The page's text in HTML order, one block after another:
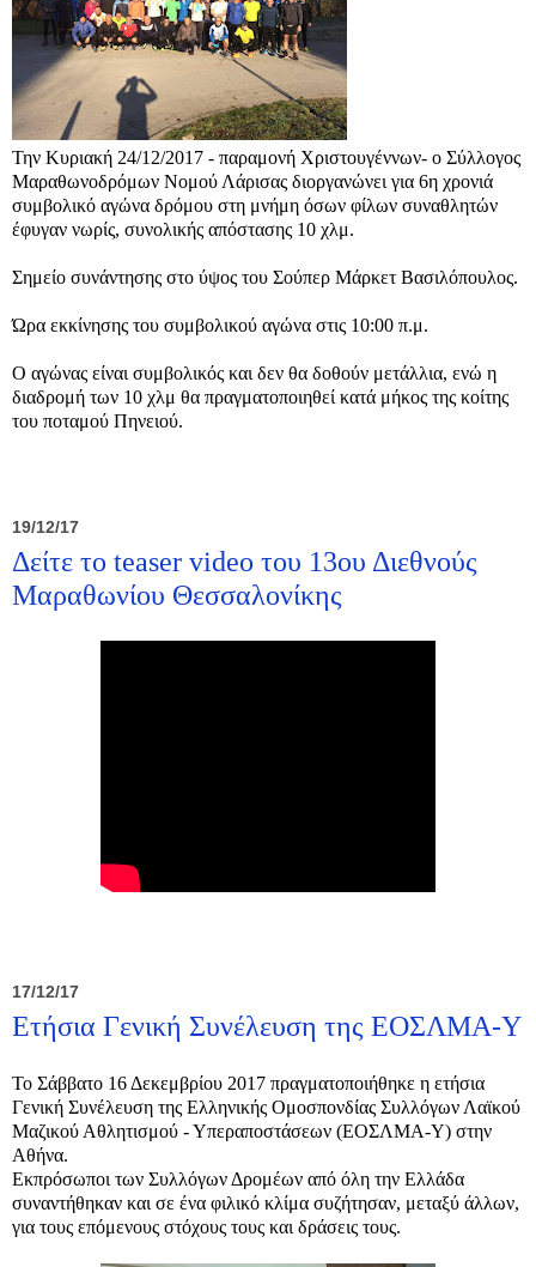
Την Κυριακή 24/12/2017 - παραμονή Χριστουγέννων- ο Σύλλογος
Μαραθωνοδρόμων Νομού Λάρισας διοργανώνει για 6η χρονιά
συμβολικό αγώνα δρόμου στη μνήμη όσων φίλων συναθλητών
έφυγαν νωρίς, συνολικής απόστασης 10 χλμ.
Σημείο συνάντησης στο ύψος του Σούπερ Μάρκετ Βασιλόπουλος.
Ώρα εκκίνησης του συμβολικού αγώνα στις 10:00 π.μ.
Ο αγώνας είναι συμβολικός και δεν θα δοθούν μετάλλια, ενώ η
διαδρομή των 10 χλμ θα πραγματοποιηθεί κατά μήκος της κοίτης
του ποταμού Πηνειού.
19/12/17
Δείτε το teaser video του 13ου Διεθνούς
Μαραθωνίου Θεσσαλονίκης
17/12/17
Ετήσια Γενική Συνέλευση της ΕΟΣΛΜΑ-Υ
Το Σάββατο 16 Δεκεμβρίου 2017 πραγματοποιήθηκε η ετήσια
Γενική Συνέλευση της Ελληνικής Ομοσπονδίας Συλλόγων Λαϊκού
Μαζικού Αθλητισμού - Υπεραποστάσεων (ΕΟΣΛΜΑ-Υ) στην
Αθήνα.
Εκπρόσωποι των Συλλόγων Δρομέων από όλη την Ελλάδα
συναντήθηκαν και σε ένα φιλικό κλίμα συζήτησαν, μεταξύ άλλων,
για τους επόμενους στόχους τους και δράσεις τους.